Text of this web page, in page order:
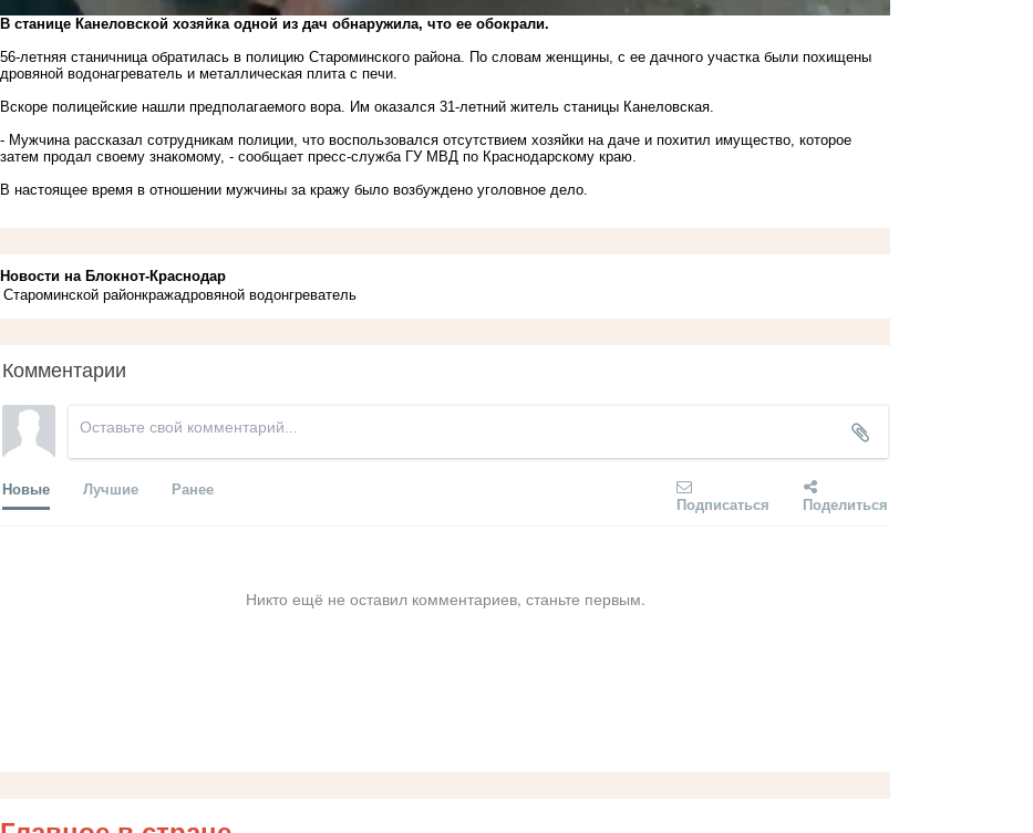
В станице Канеловской хозяйка одной из дач обнаружила, что ее обокрали.
56-летняя станичница обратилась в полицию Староминского района. По словам женщины, с ее дачного участка были похищены
дровяной водонагреватель и металлическая плита с печи.
Вскоре полицейские нашли предполагаемого вора. Им оказался 31-летний житель станицы Канеловская.
- Мужчина рассказал сотрудникам полиции, что воспользовался отсутствием хозяйки на даче и похитил имущество, которое
затем продал своему знакомому, - сообщает пресс-служба ГУ МВД по Краснодарскому краю.
В настоящее время в отношении мужчины за кражу было возбуждено уголовное дело.
Новости на Блoкнoт-Краснодар
Староминской районкражадровяной водонгреватель
Комментарии
Новые Лучшие Ранее
Подписаться Поделиться
Никто ещё не оставил комментариев, станьте первым.